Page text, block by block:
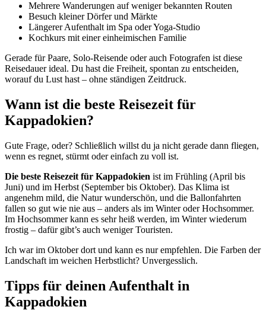
Mehrere Wanderungen auf weniger bekannten Routen
Besuch kleiner Dörfer und Märkte
Längerer Aufenthalt im Spa oder Yoga-Studio
Kochkurs mit einer einheimischen Familie
Gerade für Paare, Solo-Reisende oder auch Fotografen ist diese
Reisedauer ideal. Du hast die Freiheit, spontan zu entscheiden,
worauf du Lust hast – ohne ständigen Zeitdruck.
Wann ist die beste Reisezeit für
Kappadokien?
Gute Frage, oder? Schließlich willst du ja nicht gerade dann fliegen,
wenn es regnet, stürmt oder einfach zu voll ist.
Die beste Reisezeit für Kappadokien ist im Frühling (April bis
Juni) und im Herbst (September bis Oktober). Das Klima ist
angenehm mild, die Natur wunderschön, und die Ballonfahrten
fallen so gut wie nie aus – anders als im Winter oder Hochsommer.
Im Hochsommer kann es sehr heiß werden, im Winter wiederum
frostig – dafür gibt’s auch weniger Touristen.
Ich war im Oktober dort und kann es nur empfehlen. Die Farben der
Landschaft im weichen Herbstlicht? Unvergesslich.
Tipps für deinen Aufenthalt in
Kappadokien